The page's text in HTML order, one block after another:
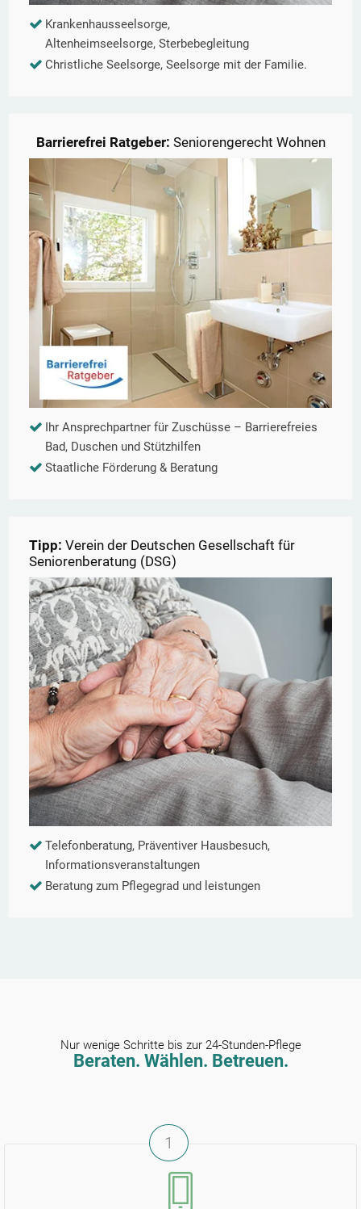
Krankenhausseelsorge,
Altenheimseelsorge, Sterbebegleitung
Christliche Seelsorge, Seelsorge mit der Familie.
Barrierefrei Ratgeber: Seniorengerecht Wohnen
Ihr Ansprechpartner für Zuschüsse – Barrierefreies
Bad, Duschen und Stützhilfen
Staatliche Förderung & Beratung
Tipp: Verein der Deutschen Gesellschaft für
Seniorenberatung (DSG)
Telefonberatung, Präventiver Hausbesuch,
Informationsveranstaltungen
Beratung zum Pflegegrad und leistungen
Nur wenige Schritte bis zur 24-Stunden-Pflege
Beraten. Wählen. Betreuen.
1